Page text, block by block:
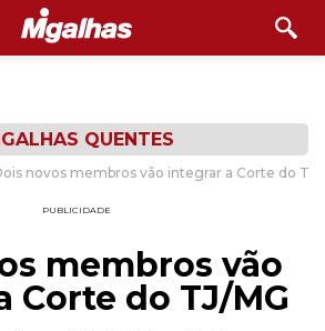
QUENTES
novos membros vão integrar a Corte do TJ/
PUBLICIDADE
membros vão
Corte do TJ/MG